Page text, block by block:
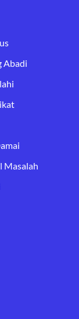
Abadi
Masalah